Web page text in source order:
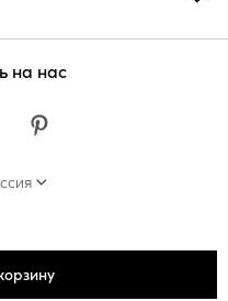
на нас
Ист»